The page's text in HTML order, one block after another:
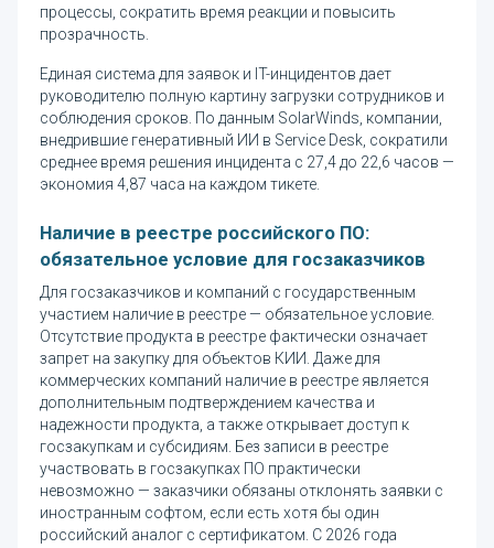
процессы, сократить время реакции и повысить
прозрачность.
Единая система для заявок и IT-инцидентов дает
руководителю полную картину загрузки сотрудников и
соблюдения сроков. По данным SolarWinds, компании,
внедрившие генеративный ИИ в Service Desk, сократили
среднее время решения инцидента с 27,4 до 22,6 часов —
экономия 4,87 часа на каждом тикете.
Наличие в реестре российского ПО:
обязательное условие для госзаказчиков
Для госзаказчиков и компаний с государственным
участием наличие в реестре — обязательное условие.
Отсутствие продукта в реестре фактически означает
запрет на закупку для объектов КИИ. Даже для
коммерческих компаний наличие в реестре является
дополнительным подтверждением качества и
надежности продукта, а также открывает доступ к
госзакупкам и субсидиям. Без записи в реестре
участвовать в госзакупках ПО практически
невозможно — заказчики обязаны отклонять заявки с
иностранным софтом, если есть хотя бы один
российский аналог с сертификатом. С 2026 года